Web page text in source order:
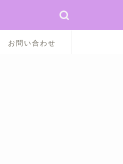
お問い合わせ